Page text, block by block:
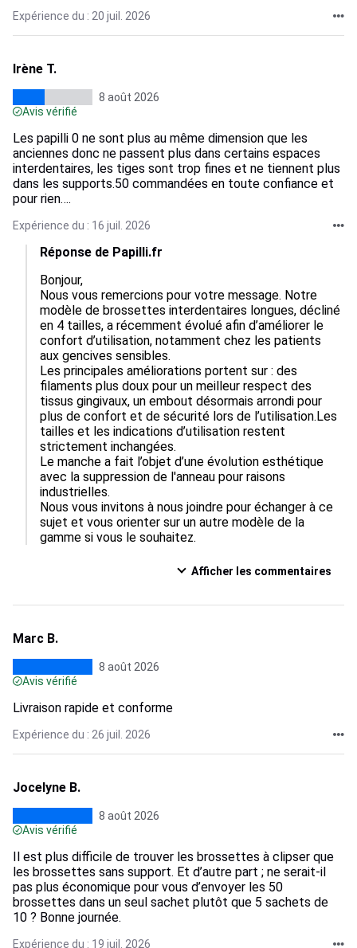
Expérience du : 20 juil. 2026
Irène T.
8 août 2026
Avis vérifié
Les papilli 0 ne sont plus au même dimension que les
anciennes donc ne passent plus dans certains espaces
interdentaires, les tiges sont trop fines et ne tiennent plus
dans les supports.50 commandées en toute confiance et
pour rien….
Expérience du : 16 juil. 2026
Réponse de Papilli.fr
Bonjour,
Nous vous remercions pour votre message. Notre
modèle de brossettes interdentaires longues, décliné
en 4 tailles, a récemment évolué afin d’améliorer le
confort d’utilisation, notamment chez les patients
aux gencives sensibles.
Les principales améliorations portent sur : des
filaments plus doux pour un meilleur respect des
tissus gingivaux, un embout désormais arrondi pour
plus de confort et de sécurité lors de l’utilisation.Les
tailles et les indications d’utilisation restent
strictement inchangées.
Le manche a fait l’objet d’une évolution esthétique
avec la suppression de l'anneau pour raisons
industrielles.
Nous vous invitons à nous joindre pour échanger à ce
sujet et vous orienter sur un autre modèle de la
gamme si vous le souhaitez.
Afficher les commentaires
Marc B.
8 août 2026
Avis vérifié
Livraison rapide et conforme
Expérience du : 26 juil. 2026
Jocelyne B.
8 août 2026
Avis vérifié
Il est plus difficile de trouver les brossettes à clipser que
les brossettes sans support. Et d’autre part ; ne serait-il
pas plus économique pour vous d’envoyer les 50
brossettes dans un seul sachet plutôt que 5 sachets de
10 ? Bonne journée.
Expérience du : 19 juil. 2026